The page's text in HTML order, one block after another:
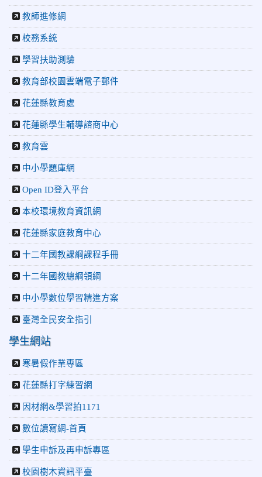
連 三大賽事勇奪20金12銀6銅 展現深厚培訓實力
2026-07-22 更生新聞網：中正國小跆拳道隊金光閃閃全國少
年盃勇奪3金4銀、市長盃橫掃13金
2026-07-08 教育廣播電台：沉浸式體驗 花蓮中正國小培養學
生國際視野
2026-06-16 花蓮新聞網：【中正國小70週年校慶系列活動
「游藝飛揚」晚會登場】 師生家長齊聚一堂 共譜「時光樂
章．經典再現」
2026-06-16
才藝晚會登場
2026-06-10 教育廣播電台：揮別童年迎向青春 中正國小畢業
師生自製畢業歌曲
2026-06-10 教育廣播電台：尋覓歷史記憶 花蓮中正國小社團
體驗闖關探索歷史
2026-04-30 讓愛閃閃發光！中正國小「小老闆大市集」愛心
捐助光復國小
教師進修網
校務系統
學習扶助測驗
教育部校園雲端電子郵件
花蓮縣教育處
花蓮縣學生輔導諮商中心
教育雲
中小學題庫網
Open ID登入平台
本校環境教育資訊網
花蓮縣家庭教育中心
十二年國教課綱課程手冊
十二年國教總綱領綱
中小學數位學習精進方案
臺灣全民安全指引
學生網站
寒暑假作業專區
花蓮縣打字練習網
因材網&學習拍1171
數位讀寫網-首頁
學生申訴及再申訴專區
校園樹木資訊平臺